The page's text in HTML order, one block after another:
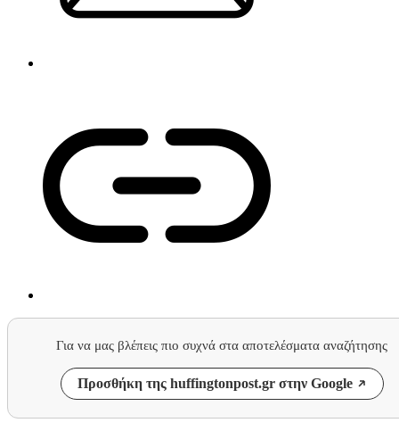
Για να μας βλέπεις πιο συχνά στα αποτελέσματα αναζήτησης
Προσθήκη της huffingtonpost.gr στην Google